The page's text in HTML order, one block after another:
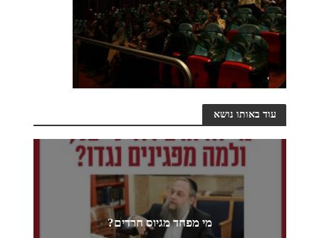
עוד באותו נושא
מי מפחד מגיוס חרדים?